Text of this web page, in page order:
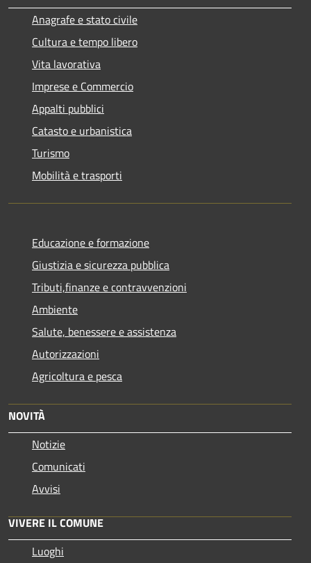
Anagrafe e stato civile
Cultura e tempo libero
Vita lavorativa
Imprese e Commercio
Appalti pubblici
Catasto e urbanistica
Turismo
Mobilità e trasporti
Educazione e formazione
Giustizia e sicurezza pubblica
Tributi,finanze e contravvenzioni
Ambiente
Salute, benessere e assistenza
Autorizzazioni
Agricoltura e pesca
NOVITÀ
Notizie
Comunicati
Avvisi
VIVERE IL COMUNE
Luoghi